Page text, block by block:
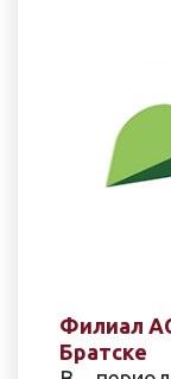
Филиал
Братске